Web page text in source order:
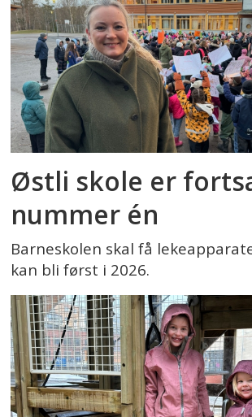
Østli skole er
nummer én
Barneskolen skal få
kan bli først i 2026.